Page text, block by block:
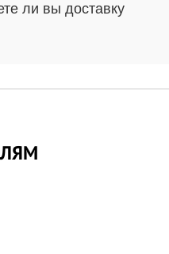
ли вы доставку